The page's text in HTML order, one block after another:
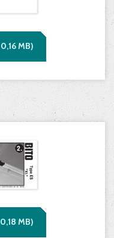
0,16MB)
0,18 MB)